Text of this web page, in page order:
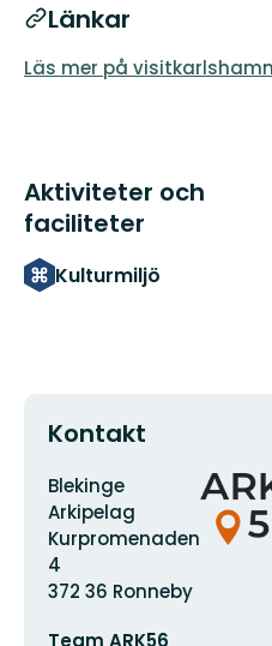
Länkar
Läs mer på
Aktiviteter och
faciliteter
Kulturmiljö
Kontakt
Adress
Blekinge
Arkipelag
Kurpromenaden
4
372 36 Ronneby
Team ARK56
logotyp